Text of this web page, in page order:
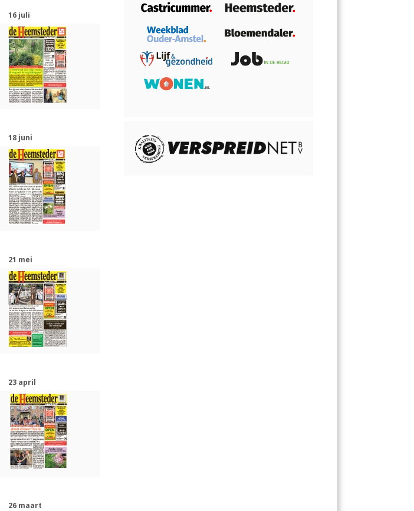
16 juli
18 juni
21 mei
23 april
26 maart